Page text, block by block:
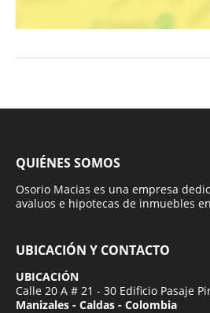
QUIÉNES SOMOS
Osorio Macias es una empresa
avaluos e hipotecas de inmuebles
UBICACIÓN Y CONTACTO
UBICACIÓN
Calle 20 A # 21 - 30 Edificio Pasaje
Manizales - Caldas - Colombia